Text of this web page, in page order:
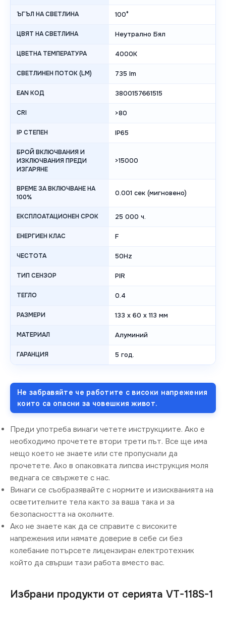
ЪГЪЛ НА СВЕТЛИНА 100°
ЦВЯТ НА СВЕТЛИНА Неутрално Бял
ЦВЕТНА ТЕМПЕРАТУРА 4000K
СВЕТЛИНЕН ПОТОК (LM) 735 lm
EAN КОД 3800157661515
CRI >80
IP СТЕПЕН IP65
БРОЙ ВКЛЮЧВАНИЯ И
ИЗКЛЮЧВАНИЯ ПРЕДИ
ИЗГАРЯНЕ
>15000
ВРЕМЕ ЗА ВКЛЮЧВАНЕ НА
100%
0.001 сек (мигновено)
ЕКСПЛОАТАЦИОНЕН СРОК 25 000 ч.
ЕНЕРГИЕН КЛАС F
ЧЕСТОТА 50Hz
ТИП СЕНЗОР PIR
ТЕГЛО 0.4
РАЗМЕРИ 133 x 60 x 113 мм
МАТЕРИАЛ Алуминий
ГАРАНЦИЯ 5 год.
Не забравяйте че работите с високи напрежения
които са опасни за човешкия живот.
Преди употреба винаги четете инструкциите. Ако е
необходимо прочетете втори трети път. Все ще има
нещо което не знаете или сте пропуснали да
прочетете. Ако в опаковката липсва инструкция моля
веднага се свържете с нас.
Винаги се съобразявайте с нормите и изискванията на
осветителните тела както за ваша така и за
безопасността на околните.
Ако не знаете как да се справите с високите
напрежения или нямате доверие в себе си без
колебание потърсете лицензиран електротехник
който да свърши тази работа вместо вас.
Избрани продукти от серията VT-118S-1